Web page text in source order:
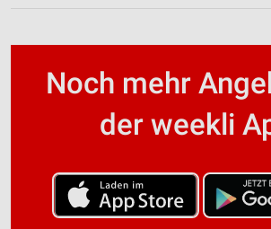
Noch mehr
der weekli